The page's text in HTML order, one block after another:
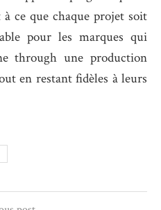
ce que chaque projet soit
pour les marques qui
through une production
en restant fidèles à leurs